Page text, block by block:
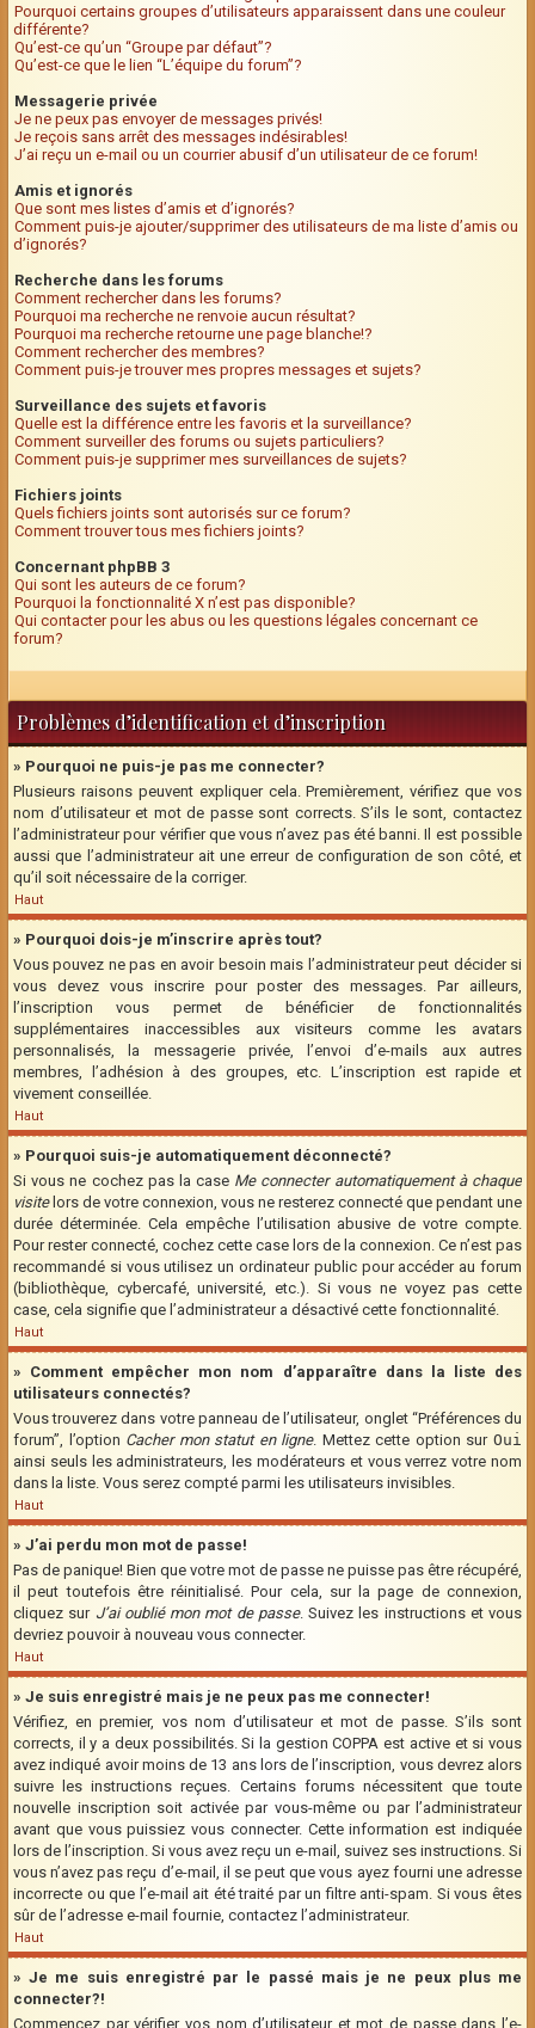
Pourquoi certains groupes d’utilisateurs apparaissent dans une couleur
différente?
Qu’est-ce qu’un “Groupe par défaut”?
Qu’est-ce que le lien “L’équipe du forum”?
Messagerie privée
Je ne peux pas envoyer de messages privés!
Je reçois sans arrêt des messages indésirables!
J’ai reçu un e-mail ou un courrier abusif d’un utilisateur de ce forum!
Amis et ignorés
Que sont mes listes d’amis et d’ignorés?
Comment puis-je ajouter/supprimer des utilisateurs de ma liste d’amis ou
d’ignorés?
Recherche dans les forums
Comment rechercher dans les forums?
Pourquoi ma recherche ne renvoie aucun résultat?
Pourquoi ma recherche retourne une page blanche!?
Comment rechercher des membres?
Comment puis-je trouver mes propres messages et sujets?
Surveillance des sujets et favoris
Quelle est la différence entre les favoris et la surveillance?
Comment surveiller des forums ou sujets particuliers?
Comment puis-je supprimer mes surveillances de sujets?
Fichiers joints
Quels fichiers joints sont autorisés sur ce forum?
Comment trouver tous mes fichiers joints?
Concernant phpBB 3
Qui sont les auteurs de ce forum?
Pourquoi la fonctionnalité X n’est pas disponible?
Qui contacter pour les abus ou les questions légales concernant ce
forum?
Problèmes d’identification et d’inscription
» Pourquoi ne puis-je pas me connecter?
Plusieurs raisons peuvent expliquer cela. Premièrement, vérifiez que vos
nom d’utilisateur et mot de passe sont corrects. S’ils le sont, contactez
l’administrateur pour vérifier que vous n’avez pas été banni. Il est possible
aussi que l’administrateur ait une erreur de configuration de son côté, et
qu’il soit nécessaire de la corriger.
Haut
» Pourquoi dois-je m’inscrire après tout?
Vous pouvez ne pas en avoir besoin mais l’administrateur peut décider si
vous devez vous inscrire pour poster des messages. Par ailleurs,
l’inscription vous permet de bénéficier de fonctionnalités
supplémentaires inaccessibles aux visiteurs comme les avatars
personnalisés, la messagerie privée, l’envoi d’e-mails aux autres
membres, l’adhésion à des groupes, etc. L’inscription est rapide et
vivement conseillée.
Haut
» Pourquoi suis-je automatiquement déconnecté?
Si vous ne cochez pas la case Me connecter automatiquement à chaque
visitelors de votre connexion, vous ne resterez connecté que pendant une
durée déterminée. Cela empêche l’utilisation abusive de votre compte.
Pour rester connecté, cochez cette case lors de la connexion. Ce n’est pas
recommandé si vous utilisez un ordinateur public pour accéder au forum
(bibliothèque, cybercafé, université, etc.). Si vous ne voyez pas cette
case, cela signifie que l’administrateur a désactivé cette fonctionnalité.
Haut
» Comment empêcher mon nom d’apparaître dans la liste des
utilisateurs connectés?
Vous trouverez dans votre panneau de l’utilisateur, onglet “Préférences du
forum”, l’option Cacher mon statut en ligne. Mettez cette option surOui
ainsi seuls les administrateurs, les modérateurs et vous verrez votre nom
dans la liste. Vous serez compté parmi les utilisateurs invisibles.
Haut
» J’ai perdu mon mot de passe!
Pas de panique! Bien que votre mot de passe ne puisse pas être récupéré,
il peut toutefois être réinitialisé. Pour cela, sur la page de connexion,
cliquez sur J’ai oublié mon mot de passe. Suivez les instructions et vous
devriez pouvoir à nouveau vous connecter.
Haut
» Je suis enregistré mais je ne peux pas me connecter!
Vérifiez, en premier, vos nom d’utilisateur et mot de passe. S’ils sont
corrects, il y a deux possibilités. Si la gestion COPPA est active et si vous
avez indiqué avoir moins de 13 ans lors de l’inscription, vous devrez alors
suivre les instructions reçues. Certains forums nécessitent que toute
nouvelle inscription soit activée par vous-même ou par l’administrateur
avant que vous puissiez vous connecter. Cette information est indiquée
lors de l’inscription. Si vous avez reçu un e-mail, suivez ses instructions. Si
vous n’avez pas reçu d’e-mail, il se peut que vous ayez fourni une adresse
incorrecte ou que l’e-mail ait été traité par un filtre anti-spam. Si vous êtes
sûr de l’adresse e-mail fournie, contactez l’administrateur.
Haut
» Je me suis enregistré par le passé mais je ne peux plus me
connecter?!
Commencez par vérifier vos nom d’utilisateur et mot de passe dans l’e-